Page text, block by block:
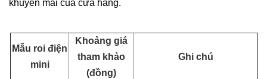
khuyến mãi của cửa hàng.
Mẫu roi điện
mini
Khoảng giá
tham khảo
(đồng)
Ghi chú